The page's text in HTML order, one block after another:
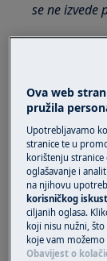
se ne izvede
1. Dozator
Podignite
Uklonite
Ova web
pružila
Upotrebljavamo
stranice te u
korištenju
oglašavanje i
na njihovu
korisničkog
ciljanih oglasa.
koji nisu nužni,
koje vam
Obavijest o